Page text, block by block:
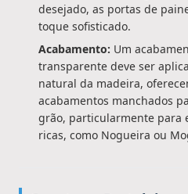
desejado, as portas de
toque sofisticado.
Acabamento: Um
transparente deve ser
natural da madeira,
acabamentos manchados
grão, particularmente para
ricas, como Nogueira ou